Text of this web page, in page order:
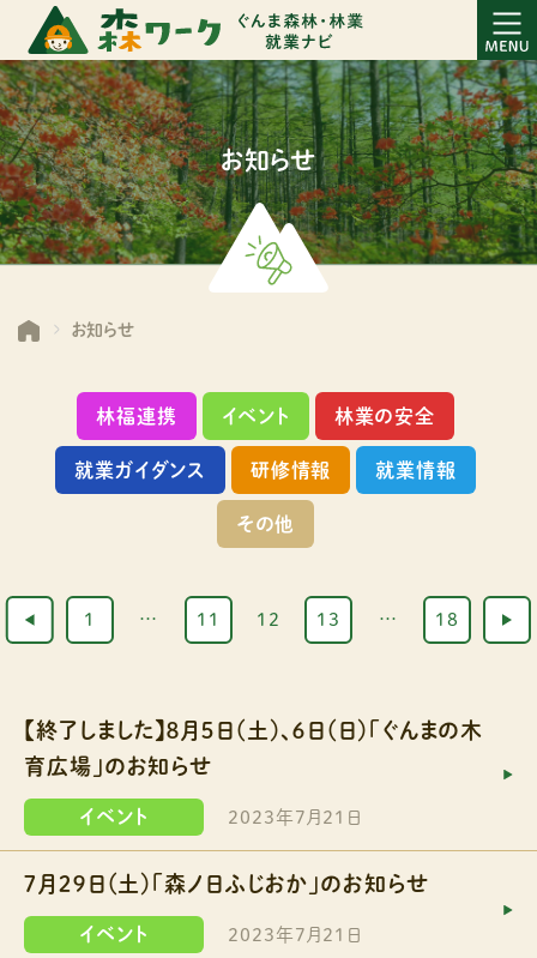
お知らせ
お知らせ
林福連携 イベント 林業の安全
就業ガイダンス 研修情報 就業情報
その他
1 … 11 12 13 … 18
イベント
【終了しました】８月５日（土）、６日（日）「ぐんまの木
育広場」のお知らせ
2023年7月21日
イベント
７月２９日（土）「森ノ日ふじおか」のお知らせ
2023年7月21日